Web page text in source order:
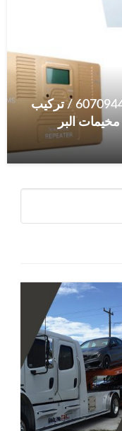
مقوي سيرفس مخيمات البر / 60709445 / تركيب